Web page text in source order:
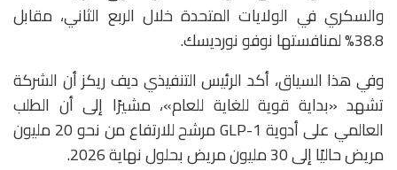
والسكري في الولايات المتحدة خلال الربع الثاني، مقابل
38.8% لمنافستها
نوفو نورديسك.
وفي هذا السياق، أكد الرئيس التنفيذي ديف ريكز أن الشركة
تشهد «بداية قوية للغاية للعام»، مشيرًا إلى أن الطلب
العالمي على أدوية GLP-1 مرشح للارتفاع من نحو 20 مليون
مريض حاليًا إلى 30 مليون مريض بحلول نهاية 2026.